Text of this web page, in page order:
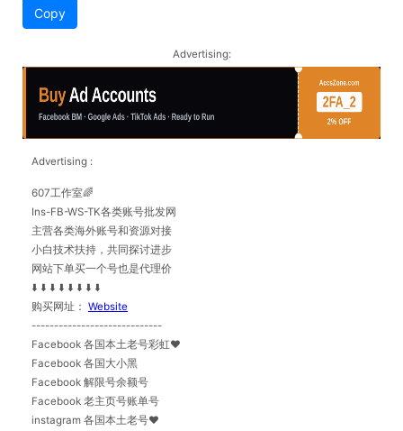
Copy
Advertising:
Advertising :
607工作室🌈
Ins-FB-WS-TK各类账号批发网
主营各类海外账号和资源对接
小白技术扶持，共同探讨进步
网站下单买一个号也是代理价
⬇️ ⬇️ ⬇️ ⬇️ ⬇️ ⬇️ ⬇️ ⬇️
购买网址： Website
-----------------------------
Facebook 各国本土老号彩虹❤️
Facebook 各国大小黑
Facebook 解限号余额号
Facebook 老主页号账单号
instagram 各国本土老号❤️